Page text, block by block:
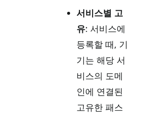
서비스별 고
유: 서비스에
등록할 때, 기
기는 해당 서
비스의 도메
인에 연결된
고유한 패스